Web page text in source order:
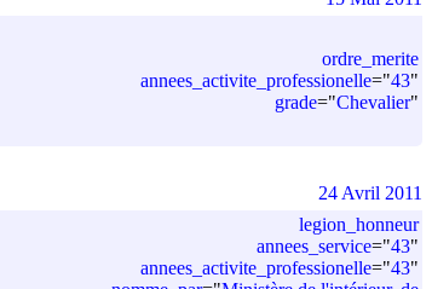
ordre_merite
annees_activite_professionelle="43"
grade="Chevalier"
legion_honneur
annees_service="43"
annees_activite_professionelle="43"
24 Avril 2011